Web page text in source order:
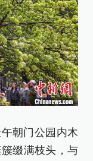
朝门公园内木
缀满枝头，与